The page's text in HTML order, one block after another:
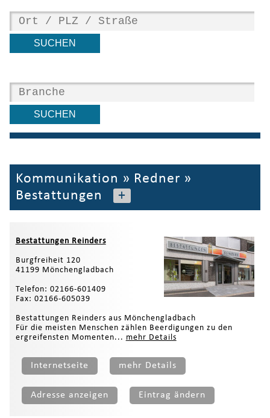
Kommunikation » Redner »
Bestattungen
+
Bestattungen Reinders
Burgfreiheit 120
41199 Mönchengladbach
Telefon: 02166-601409
Fax: 02166-605039
Bestattungen Reinders aus Mönchengladbach
Für die meisten Menschen zählen Beerdigungen zu den
ergreifensten Momenten... mehr Details
Internetseite mehr Details
Adresse anzeigen Eintrag ändern